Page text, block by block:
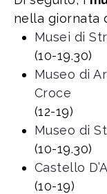
nella giornata
Musei di
(10-19.30)
Museo di
Croce
(12-19)
Museo di
(10-19.30)
Castello
(10-19)